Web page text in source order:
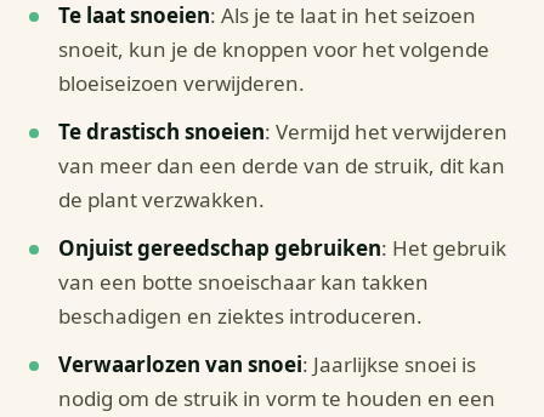
Te laat snoeien: Als je te laat in het seizoen
snoeit, kun je de knoppen voor het volgende
bloeiseizoen verwijderen.
Te drastisch snoeien: Vermijd het verwijderen
van meer dan een derde van de struik, dit kan
de plant verzwakken.
Onjuist gereedschap gebruiken: Het gebruik
van een botte snoeischaar kan takken
beschadigen en ziektes introduceren.
Verwaarlozen van snoei: Jaarlijkse snoei is
nodig om de struik in vorm te houden en een